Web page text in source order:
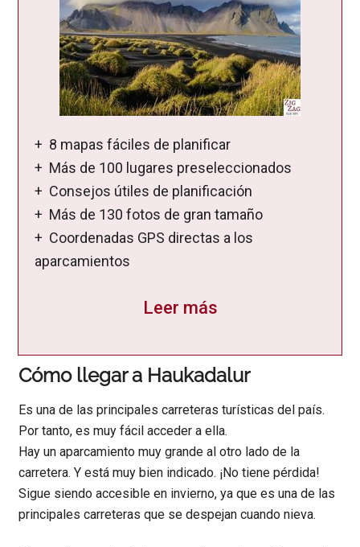
+ 8 mapas fáciles de planificar
+ Más de 100 lugares preseleccionados
+ Consejos útiles de planificación
+ Más de 130 fotos de gran tamaño
+ Coordenadas GPS directas a los
aparcamientos
Leer más
Cómo llegar a Haukadalur
Es una de las principales carreteras turísticas del país.
Por tanto, es muy fácil acceder a ella.
Hay un aparcamiento muy grande al otro lado de la
carretera. Y está muy bien indicado. ¡No tiene pérdida!
Sigue siendo accesible en invierno, ya que es una de las
principales carreteras que se despejan cuando nieva.